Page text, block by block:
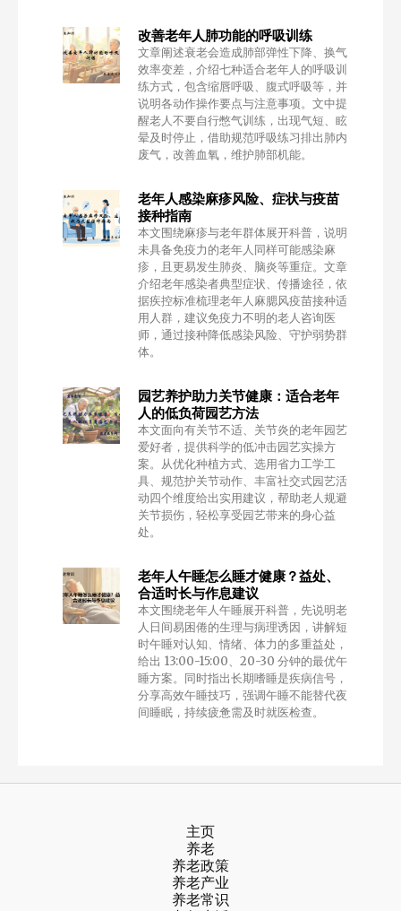
改善老年人肺功能的呼吸训练
文章阐述衰老会造成肺部弹性下降、换气
效率变差，介绍七种适合老年人的呼吸训
练方式，包含缩唇呼吸、腹式呼吸等，并
说明各动作操作要点与注意事项。文中提
醒老人不要自行憋气训练，出现气短、眩
晕及时停止，借助规范呼吸练习排出肺内
废气，改善血氧，维护肺部机能。
老年人感染麻疹风险、症状与疫苗
接种指南
本文围绕麻疹与老年群体展开科普，说明
未具备免疫力的老年人同样可能感染麻
疹，且更易发生肺炎、脑炎等重症。文章
介绍老年感染者典型症状、传播途径，依
据疾控标准梳理老年人麻腮风疫苗接种适
用人群，建议免疫力不明的老人咨询医
师，通过接种降低感染风险、守护弱势群
体。
园艺养护助力关节健康：适合老年
人的低负荷园艺方法
本文面向有关节不适、关节炎的老年园艺
爱好者，提供科学的低冲击园艺实操方
案。从优化种植方式、选用省力工学工
具、规范护关节动作、丰富社交式园艺活
动四个维度给出实用建议，帮助老人规避
关节损伤，轻松享受园艺带来的身心益
处。
老年人午睡怎么睡才健康？益处、
合适时长与作息建议
本文围绕老年人午睡展开科普，先说明老
人日间易困倦的生理与病理诱因，讲解短
时午睡对认知、情绪、体力的多重益处，
给出 13:00-15:00、20-30 分钟的最优午
睡方案。同时指出长期嗜睡是疾病信号，
分享高效午睡技巧，强调午睡不能替代夜
间睡眠，持续疲惫需及时就医检查。
主页
养老
养老政策
养老产业
养老常识